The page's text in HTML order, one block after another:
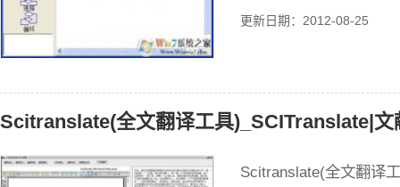
更新日期：2012-08-25
Scitranslate(全文翻译工具)_SCITranslate|文
Scitranslate(全文翻译